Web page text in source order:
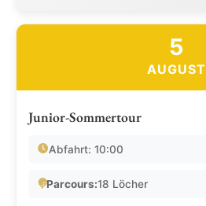
5
AUGUST
Junior-Sommertour
Abfahrt: 10:00
Parcours:18 Löcher